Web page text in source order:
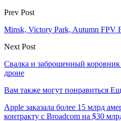
Prev Post
Minsk, Victory Park, Autumn FPV
Next Post
Свалка и заброшенный
дроне
Вам также могут понравиться
Apple заказала более 15 млрд
контракту с Broadcom на $30